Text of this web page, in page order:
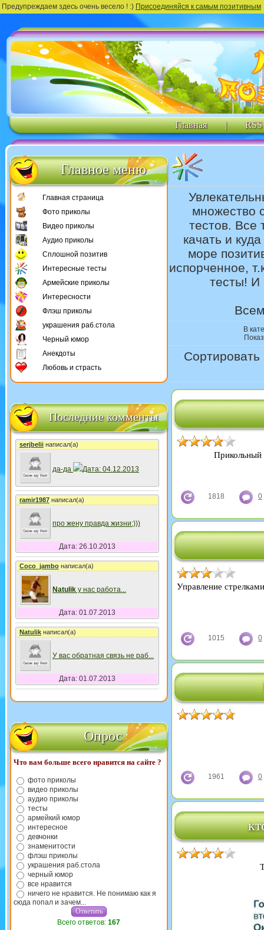
Предупреждаем здесь очень весело ! :) Присоединяйся к самым позитивным
Главная | RSS
Главное меню
Главная страница
Фото приколы
Видео приколы
Аудио приколы
Сплошной позитив
Интересные тесты
Армейские приколы
Интересности
Флэш приколы
украшения раб.стола
Черный юмор
Анекдоты
Любовь и страсть
Последние комменты
serjbeliiнаписал(а)
да-да Дата: 04.12.2013
ramir1987написал(а)
про жену правда жизни:)))
Дата: 26.10.2013
Coco_jambo написал(а)
Natulik у нас работа...
Дата: 01.07.2013
Natulikнаписал(а)
У вас обратная связь не раб...
Дата: 01.07.2013
Опрос
Что вам больше всего нравится на сайте ?
фото приколы
видео приколы
аудио приколы
тесты
армейкий юмор
интересное
девчонки
знаменитости
флэш приколы
украшения раб.стола
черный юмор
все нравится
ничего не нравится. Не понимаю как я
сюда попал и зачем...
Всего ответов: 167
множество
тестов. Все
качать и
море
испорченное,
тесты! И
В
Сортировать
Прикольный
1818 0
Управление
1015 0
1961 0